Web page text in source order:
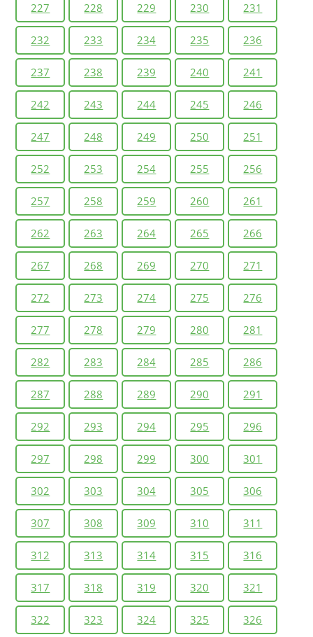
227 228 229 230 231
232 233 234 235 236
237 238 239 240 241
242 243 244 245 246
247 248 249 250 251
252 253 254 255 256
257 258 259 260 261
262 263 264 265 266
267 268 269 270 271
272 273 274 275 276
277 278 279 280 281
282 283 284 285 286
287 288 289 290 291
292 293 294 295 296
297 298 299 300 301
302 303 304 305 306
307 308 309 310 311
312 313 314 315 316
317 318 319 320 321
322 323 324 325 326